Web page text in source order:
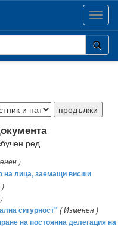
ред
)
на лица, заемащи висши
)
сигурност" ( Изменен )
на постоянна делегация на